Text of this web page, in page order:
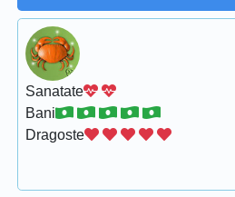
Sanatate
Bani
Dragoste